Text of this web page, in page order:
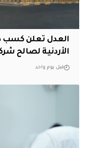
العدل تعلن كسب
الأردنية لصالح
قبل يوم واحد